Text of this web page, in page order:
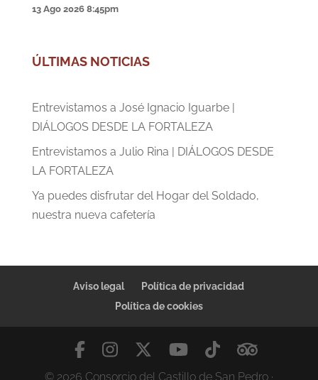
13 Ago 2026 8:45pm
ÚLTIMAS NOTICIAS
Entrevistamos a José Ignacio Iguarbe |
DIÁLOGOS DESDE LA FORTALEZA
Entrevistamos a Julio Rina | DIÁLOGOS DESDE
LA FORTALEZA
Ya puedes disfrutar del Hogar del Soldado,
nuestra nueva cafetería
Aviso legal
Política de privacidad
Política de cookies
© 2026 Consorcio del Castillo de San Pedro ·